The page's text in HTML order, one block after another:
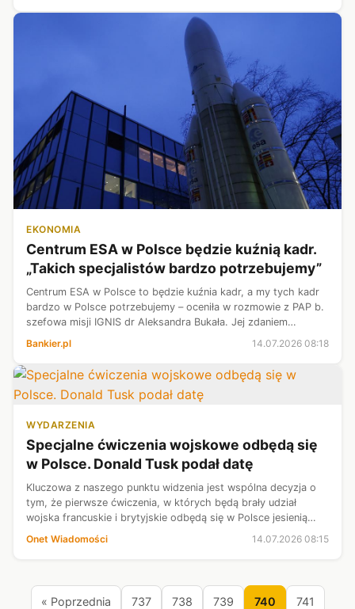
EKONOMIA
Centrum ESA w Polsce będzie kuźnią kadr.
„Takich specjalistów bardzo potrzebujemy”
Centrum ESA w Polsce to będzie kuźnia kadr, a my tych kadr
bardzo w Polsce potrzebujemy – oceniła w rozmowie z PAP b.
szefowa misji IGNIS dr Aleksandra Bukała. Jej zdaniem
szczególnie ważne jest to, że centrum będzie zajmować się
technologiami o podw...
Bankier.pl 14.07.2026 08:18
WYDARZENIA
Specjalne ćwiczenia wojskowe odbędą się
w Polsce. Donald Tusk podał datę
Kluczowa z naszego punktu widzenia jest wspólna decyzja o
tym, że pierwsze ćwiczenia, w których będą brały udział
wojska francuskie i brytyjskie odbędą się w Polsce jesienią
tego roku — powiedział premier Donald Tusk podczas
Onet Wiadomości 14.07.2026 08:15
« Poprzednia 737 738 739 740 741